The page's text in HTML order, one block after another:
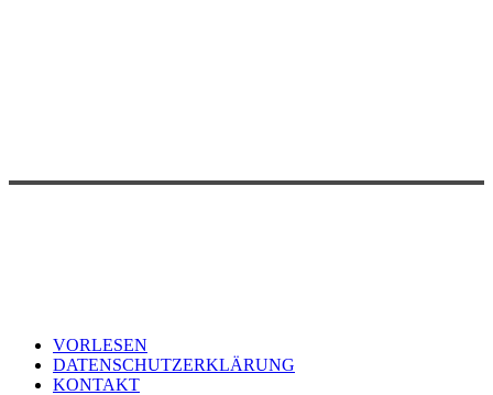
VORLESEN
DATENSCHUTZERKLÄRUNG
KONTAKT